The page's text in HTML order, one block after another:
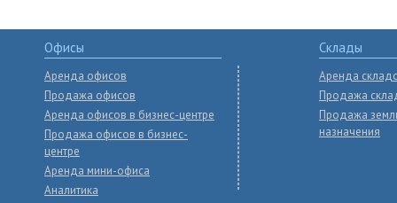
Офисы
Аренда офисов
Продажа офисов
Аренда офисов в бизнес-центре
Продажа офисов в бизнес-
центре
Аренда мини-офиса
Аналитика
Склады
Аренда
Продажа
Продажа
назначения